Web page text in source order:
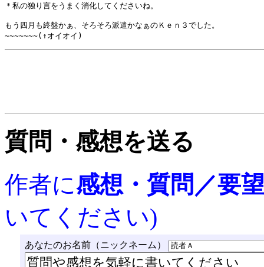
＊私の独り言をうまく消化してくださいね。
もう四月も終盤かぁ、そろそろ派遣かなぁのＫｅｎ３でした。
質問・感想を送る
作者に感想・質問／要望
いてください)
あなたのお名前（ニックネーム）